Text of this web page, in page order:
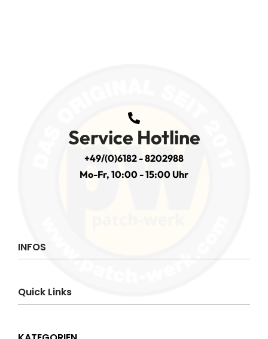
Service Hotline
+49/(0)6182 - 8202988
Mo-Fr, 10:00 - 15:00 Uhr
INFOS
Widerrufsrecht
Quick Links